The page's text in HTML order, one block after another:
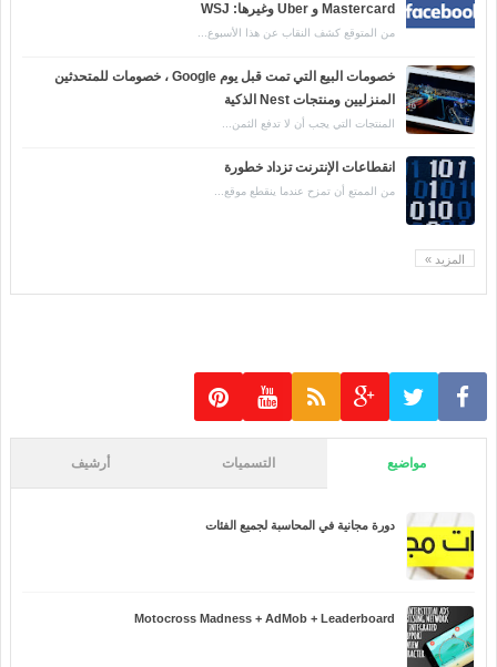
Mastercard و Uber وغيرها: WSJ
من المتوقع كشف النقاب عن هذا الأسبوع...
خصومات البيع التي تمت قبل يوم Google ، خصومات للمتحدثين
المنزليين ومنتجات Nest الذكية
المنتجات التي يجب أن لا تدفع الثمن...
انقطاعات الإنترنت تزداد خطورة
من الممتع أن تمزح عندما ينقطع موقع...
المزيد »
مواضيع التسميات أرشيف
دورة مجانية في المحاسبة لجميع الفئات
Motocross Madness + AdMob + Leaderboard